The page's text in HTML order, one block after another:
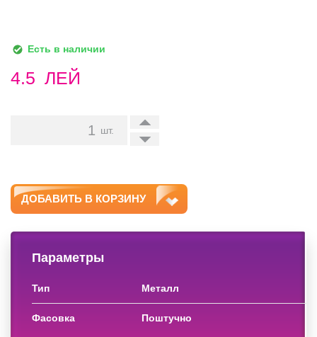
Есть в наличии
4.5 ЛЕЙ
+
-
шт.
ДОБАВИТЬ В КОРЗИНУ
Параметры
тип металл
фасовка поштучно